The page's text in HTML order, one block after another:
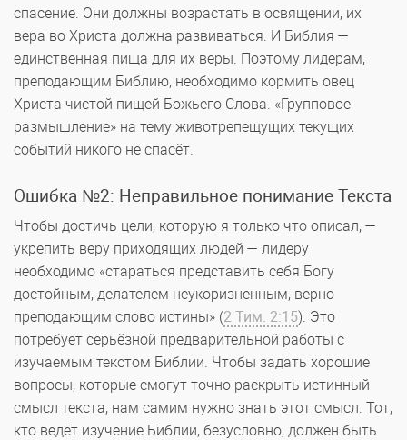
спасение. Они должны возрастать в освящении, их
вера во Христа должна развиваться. И Библия —
единственная пища для их веры. Поэтому лидерам,
преподающим Библию, необходимо кормить овец
Христа чистой пищей Божьего Слова. «Групповое
размышление» на тему животрепещущих текущих
событий никого не спасёт.
Ошибка №2: Неправильное понимание Текста
Чтобы достичь цели, которую я только что описал, —
укрепить веру приходящих людей — лидеру
необходимо «стараться представить себя Богу
достойным, делателем неукоризненным, верно
преподающим слово истины» (2 Тим. 2:15). Это
потребует серьёзной предварительной работы с
изучаемым текстом Библии. Чтобы задать хорошие
вопросы, которые смогут точно раскрыть истинный
смысл текста, нам самим нужно знать этот смысл. Тот,
кто ведёт изучение Библии, безусловно, должен быть